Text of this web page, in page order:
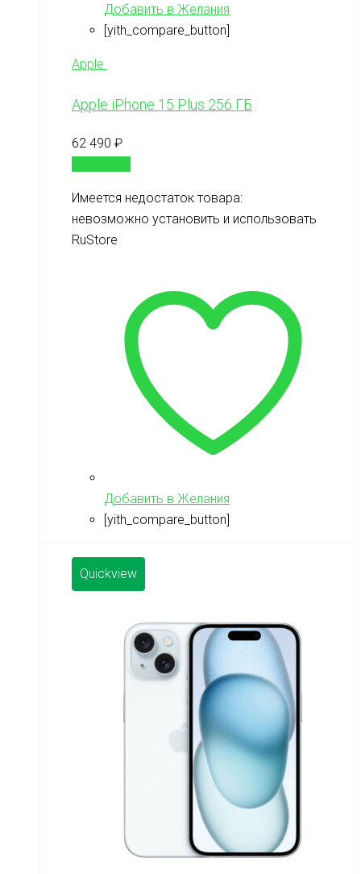
Добавить в Желания
[yith_compare_button]
Apple
Apple iPhone 15 Plus 256 ГБ
62 490 ₽
Имеется недостаток товара:
невозможно установить и использовать
RuStore
Добавить в Желания
[yith_compare_button]
Quickview